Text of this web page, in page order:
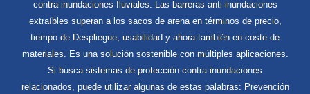
contra inundaciones fluviales. Las barreras anti-inundaciones
extraíbles superan a los sacos de arena en términos de precio,
tiempo de Despliegue, usabilidad y ahora también en coste de
materiales. Es una solución sostenible con múltiples aplicaciones.
Si busca sistemas de protección contra inundaciones
relacionados, puede utilizar algunas de estas palabras: Prevención